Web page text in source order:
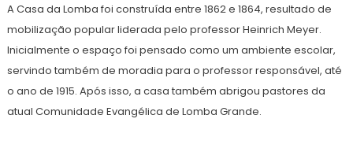
A Casa da Lomba foi construída entre 1862 e 1864, resultado de
mobilização popular liderada pelo professor Heinrich Meyer.
Inicialmente o espaço foi pensado como um ambiente escolar,
servindo também de moradia para o professor responsável, até
o ano de 1915. Após isso, a casa também abrigou pastores da
atual Comunidade Evangélica de Lomba Grande.